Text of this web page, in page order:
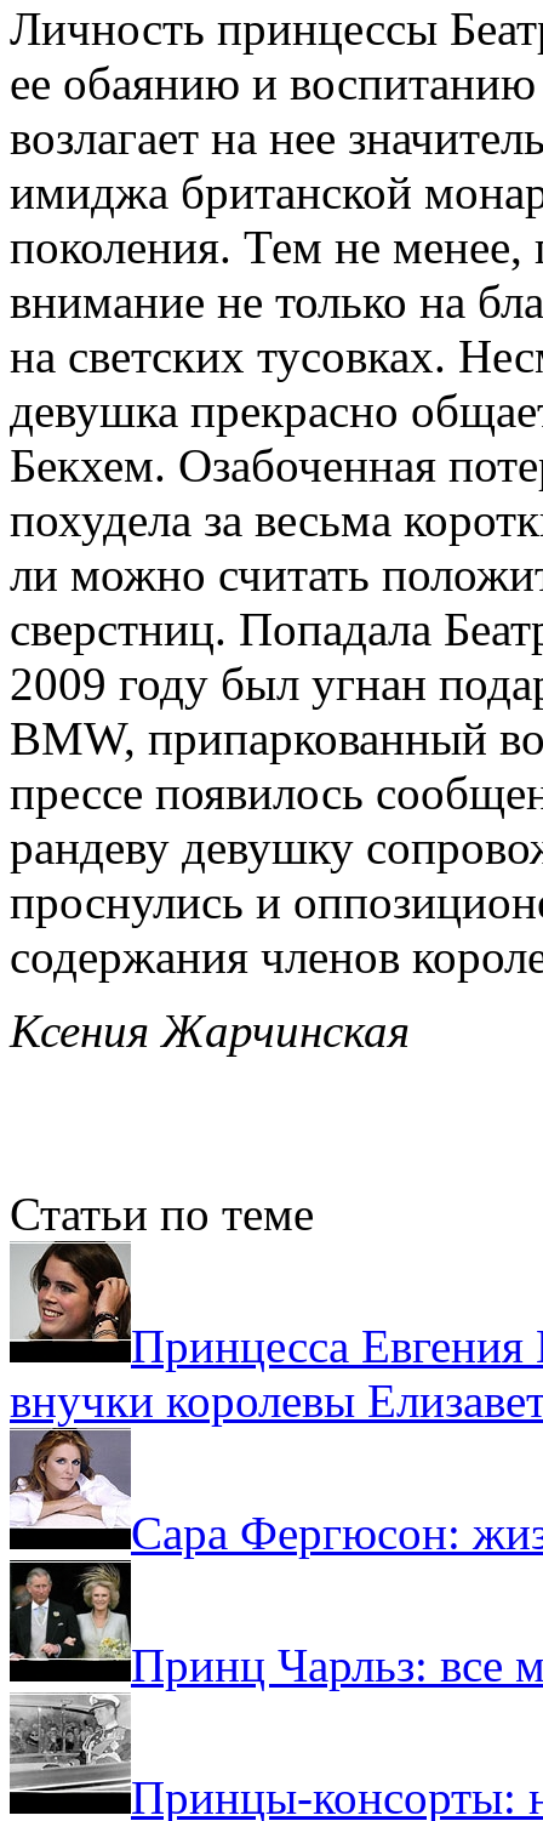
Личность принцессы
ее обаянию и воспитанию
возлагает на нее
имиджа британской
поколения. Тем не менее,
внимание не только на
на светских тусовках.
девушка прекрасно
Бекхем. Озабоченная
похудела за весьма
ли можно считать
сверстниц. Попадала
2009 году был угнан
BMW, припаркованный
прессе появилось
рандеву девушку
проснулись и
содержания членов
Ксения Жарчинская
Статьи по теме
Принцесса
внучки королевы
Сара Фергюсон:
Принц Чарльз: все
Принцы-консорты: